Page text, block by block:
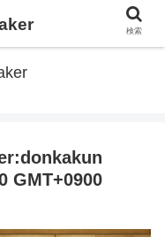
GMT+0900
検索